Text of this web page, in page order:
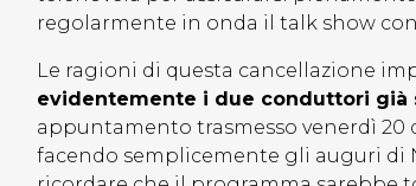
regolarmente in onda il talk show
Le ragioni di questa cancellazione
evidentemente i due conduttori già
appuntamento trasmesso venerdì 20
facendo semplicemente gli auguri di